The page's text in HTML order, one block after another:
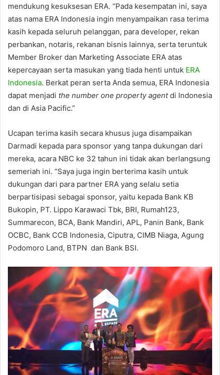
mendukung kesuksesan ERA. “Pada kesempatan ini, saya
atas nama ERA Indonesia ingin menyampaikan rasa terima
kasih kepada seluruh pelanggan, para developer, rekan
perbankan, notaris, rekanan bisnis lainnya, serta teruntuk
Member Broker dan Marketing Associate ERA atas
kepercayaan serta masukan yang tiada henti untuk ERA
Indonesia. Berkat peran serta Anda semua, ERA Indonesia
dapat menjadi the number one property agentdi Indonesia
dan di Asia Pacific.”
Ucapan terima kasih secara khusus juga disampaikan
Darmadi kepada para sponsor yang tanpa dukungan dari
mereka, acara NBC ke 32 tahun ini tidak akan berlangsung
semeriah ini. “Saya juga ingin berterima kasih untuk
dukungan dari para partner ERA yang selalu setia
berpartisipasi sebagai sponsor, yaitu kepada Bank KB
Bukopin, PT. Lippo Karawaci Tbk, BRI, Rumah123,
Summarecon, BCA, Bank Mandiri, APL, Panin Bank, Bank
OCBC, Bank CCB Indonesia, Ciputra, CIMB Niaga, Agung
Podomoro Land, BTPN dan Bank BSI.